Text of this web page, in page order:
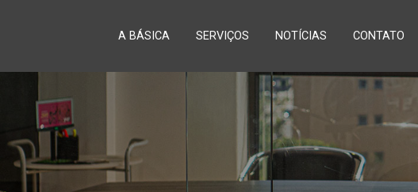
A BÁSICA SERVIÇOS NOTÍCIAS CONTATO